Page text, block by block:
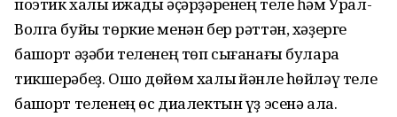
Волга буйы төркие менән бер рәттән, хәҙерге
башҡорт әҙәби теленең төп сығанағы булараҡ
тикшерәбеҙ. Ошо дөйөм халыҡ йәнле һөйләү теле
башҡорт теленең өс диалектын үҙ эсенә ала.